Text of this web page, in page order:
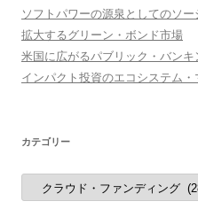
ョ
ン
ソフトパワーの源泉としてのソ
拡大するグリーン・ボンド市場
米国に広がるパブリック・バンキ
インパクト投資のエコシステム・
カテゴリー
カ
ゴ